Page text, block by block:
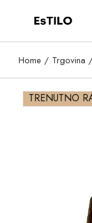
Home Trgovina
TRENUTNO